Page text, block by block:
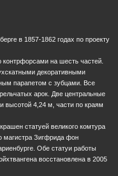
в 1857-1862 годах по проекту
контрфорсами на шесть частей.
декоративными
парапетом с зубцами. Все
арок. Две центральные
высотой 4,24 м, части по краям
статуей великого комтура
магистра Зигфрида фон
Обе статуи работы
восстановлена в 2005